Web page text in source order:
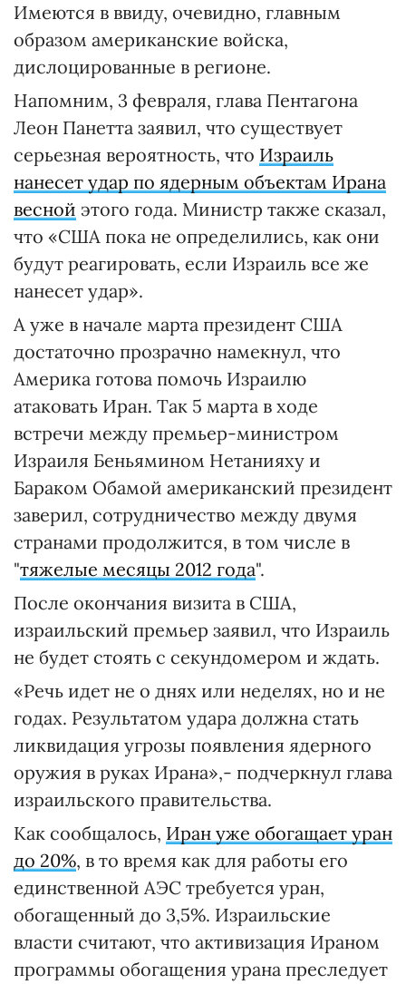
Имеются в ввиду, очевидно, главным
образом американские войска,
дислоцированные в регионе.
Напомним, 3 февраля, глава Пентагона
Леон Панетта заявил, что существует
серьезная вероятность, что Израиль
нанесет удар по ядерным объектам Ирана
весной этого года. Министр также сказал,
что «США пока не определились, как они
будут реагировать, если Израиль все же
нанесет удар».
А уже в начале марта президент США
достаточно прозрачно намекнул, что
Америка готова помочь Израилю
атаковать Иран. Так 5 марта в ходе
встречи между премьер-министром
Израиля Беньямином Нетанияху и
Бараком Обамой американский президент
заверил, сотрудничество между двумя
странами продолжится, в том числе в
"тяжелые месяцы 2012 года".
После окончания визита в США,
израильский премьер заявил, что Израиль
не будет стоять с секундомером и ждать.
«Речь идет не о днях или неделях, но и не
годах. Результатом удара должна стать
ликвидация угрозы появления ядерного
оружия в руках Ирана»,- подчеркнул глава
израильского правительства.
Как сообщалось, Иран уже обогащает уран
до 20%, в то время как для работы его
единственной АЭС требуется уран,
обогащенный до 3,5%. Израильские
власти считают, что активизация Ираном
программы обогащения урана преследует